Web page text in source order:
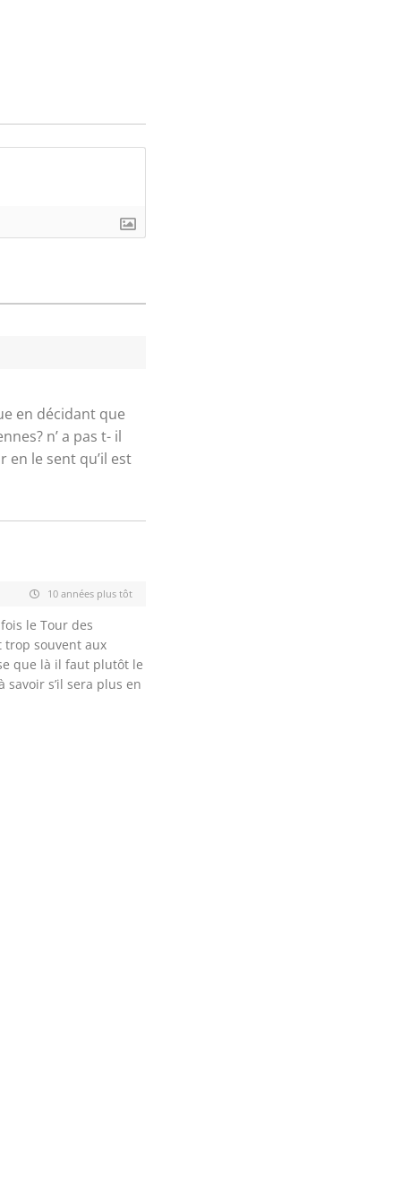
en décidant que
n’ a pas t- il
en le sent qu’il est
10 années plus tôt
le Tour des
trop souvent aux
que là il faut plutôt le
s’il sera plus en